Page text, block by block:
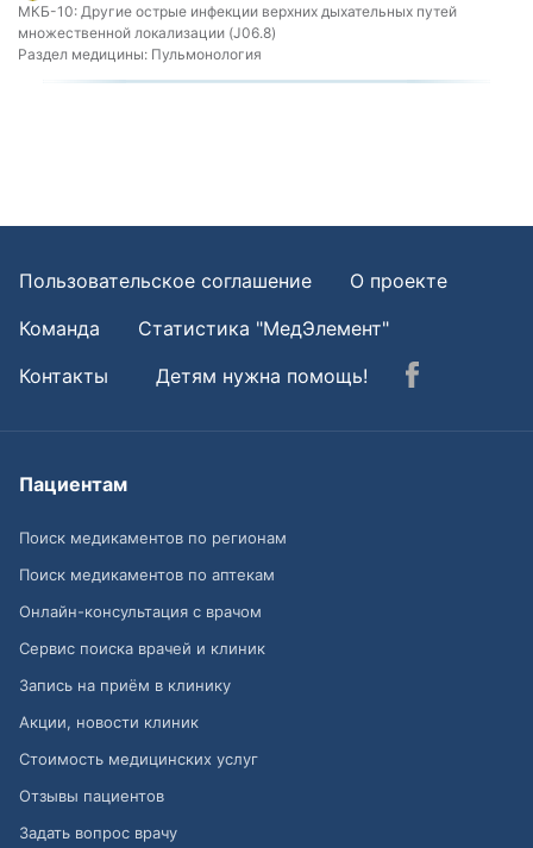
МКБ-10: Другие острые инфекции верхних дыхательных путей
множественной локализации (J06.8)
Раздел медицины: Пульмонология
Пользовательское соглашение
О проекте
Команда
Статистика "МедЭлемент"
Контакты
Детям нужна помощь!
Пациентам
Поиск медикаментов по регионам
Поиск медикаментов по аптекам
Онлайн-консультация с врачом
Сервис поиска врачей и клиник
Запись на приём в клинику
Акции, новости клиник
Стоимость медицинских услуг
Отзывы пациентов
Задать вопрос врачу